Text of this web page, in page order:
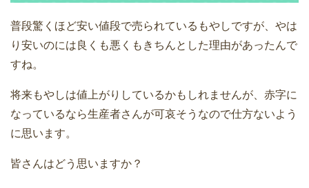
普段驚くほど安い値段で売られているもやしですが、やは
り安いのには良くも悪くもきちんとした理由があったんで
すね。
将来もやしは値上がりしているかもしれませんが、赤字に
なっているなら生産者さんが可哀そうなので仕方ないよう
に思います。
皆さんはどう思いますか？